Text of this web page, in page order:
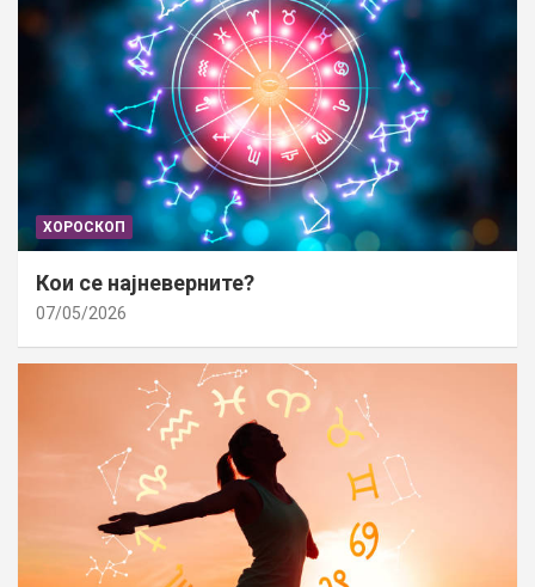
ХОРОСКОП
Кои се најневерните?
07/05/2026